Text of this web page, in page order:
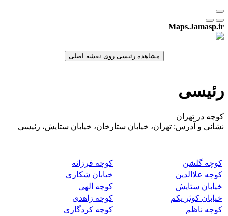
Maps.Jamasp.ir
رئیسی
کوچه در تهران
نشانی و آدرس: تهران، خیابان ستارخان، خیابان ستایش، رئیسی
کوچه گلشن
کوچه فرزانه
کوچه علاالدین
خیابان شکاری
خیابان ستایش
کوچه الهی
خیابان کوثر یکم
کوچه زاهدی
کوچه ناظم
کوچه کردگاری